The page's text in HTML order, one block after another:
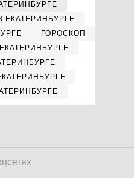
ЕКАТЕРИНБУРГЕ
ГОРОСКОП